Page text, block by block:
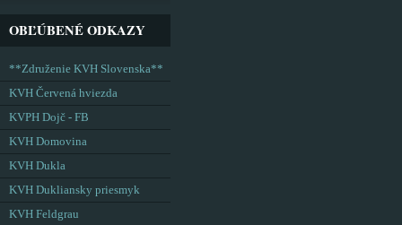
OBĽÚBENÉ ODKAZY
**Združenie KVH Slovenska**
KVH Červená hviezda
KVPH Dojč - FB
KVH Domovina
KVH Dukla
KVH Dukliansky priesmyk
KVH Feldgrau